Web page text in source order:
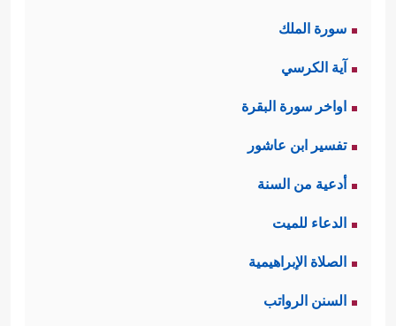
سورة الملك
آية الكرسي
اواخر سورة البقرة
تفسير ابن عاشور
أدعية من السنة
الدعاء للميت
الصلاة الإبراهيمية
السنن الرواتب